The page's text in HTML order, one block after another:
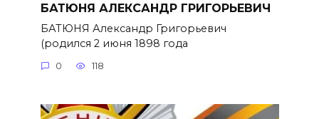
БАТЮНЯ АЛЕКСАНДР ГРИГОРЬЕВИЧ
БАТЮНЯ Александр Григорьевич
(родился 2 июня 1898 года
0 118